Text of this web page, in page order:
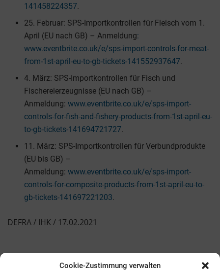
Cookie-Zustimmung verwalten
141458224357.
25. Februar: SPS-Importkontrollen für Fleisch vom 1.
April (EU nach GB) – Anmeldung:
www.eventbrite.co.uk/e/sps-import-controls-for-meat-
from-1st-april-eu-to-gb-tickets-141552937647.
4. März: SPS-Importkontrollen für Fisch und
Fischereierzeugnisse (EU nach GB) –
Anmeldung:www.eventbrite.co.uk/e/sps-import-
controls-for-fish-and-fishery-products-from-1st-april-eu-
to-gb-tickets-141694721727.
11. März: SPS-Importkontrollen für Verbundprodukte
(EU bis GB) –
Anmeldung:www.eventbrite.co.uk/e/sps-import-
controls-for-composite-products-from-1st-april-eu-to-
gb-tickets-141697221203.
DEFRA / IHK / 17.02.2021